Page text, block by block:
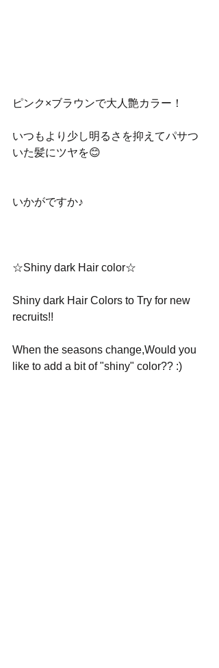
ピンク×ブラウンで大人艶カラー！
いつもより少し明るさを抑えてパサつ
いた髪にツヤを😊
いかがですか♪
☆Shiny dark Hair color☆
Shiny dark Hair Colors to Try for new
recruits!!
When the seasons change,Would you
like to add a bit of "shiny" color?? :)